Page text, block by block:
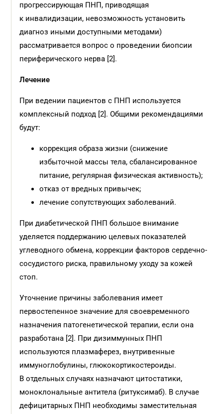
прогрессирующая ПНП, приводящая
к инвалидизации, невозможность установить
диагноз иными доступными методами)
рассматривается вопрос о проведении биопсии
периферического нерва [2].
Лечение
При ведении пациентов с ПНП используется
комплексный подход [2]. Общими рекомендациями
будут:
коррекция образа жизни (снижение
избыточной массы тела, сбалансированное
питание, регулярная физическая активность);
отказ от вредных привычек;
лечение сопутствующих заболеваний.
При диабетической ПНП большое внимание
уделяется поддержанию целевых показателей
углеводного обмена, коррекции факторов сердечно-
сосудистого риска, правильному уходу за кожей
стоп.
Уточнение причины заболевания имеет
первостепенное значение для своевременного
назначения патогенетической терапии, если она
разработана [2]. При дизиммунных ПНП
используются плазмаферез, внутривенные
иммуноглобулины, глюкокортико­стероиды.
В отдельных случаях назначают цитостатики,
моноклональные антитела (ритуксимаб). В случае
дефицитарных ПНП необходимы заместительная